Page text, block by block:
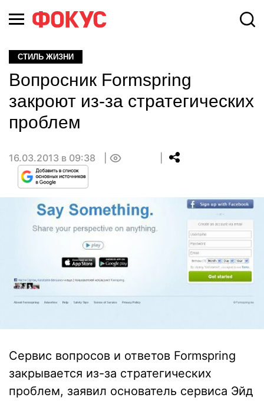
СТИЛЬ ЖИЗНИ
Вопросник Formspring
закроют из-за стратегических
проблем
16.03.2013 в 09:38
Сервис вопросов и ответов Formspring
закрывается из-за стратегических
проблем, заявил основатель сервиса Эйд